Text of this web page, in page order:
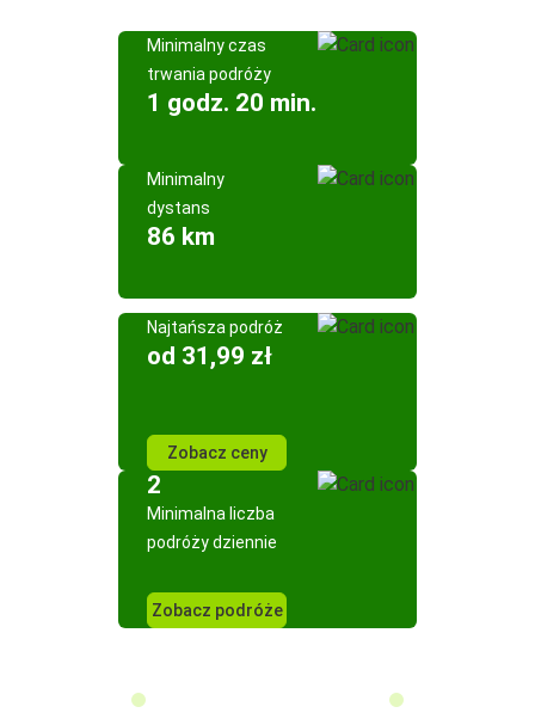
Minimalny czas
trwania podróży
1 godz. 20 min.
Minimalny
dystans
86 km
Najtańsza podróż
od 31,99 zł
Zobacz ceny
2
Minimalna liczba
podróży dziennie
Zobacz podróże